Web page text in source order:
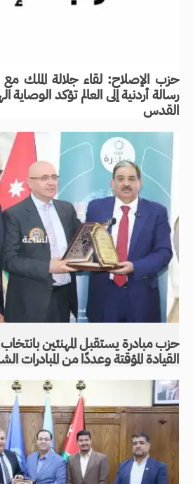
حزب الإصلاح: لقاء جلالة الملك مع
رسالة أردنية إلى العالم تؤكد
القدس
حزب مبادرة يستقبل المهنئين
القيادة المؤقتة وعددًا من المبادرات